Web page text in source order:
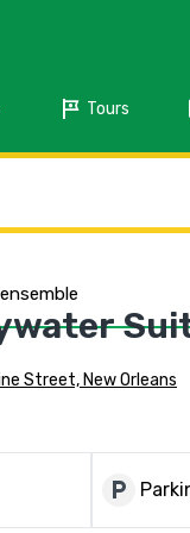
tour Tours
Street, New Orleans
local_parking